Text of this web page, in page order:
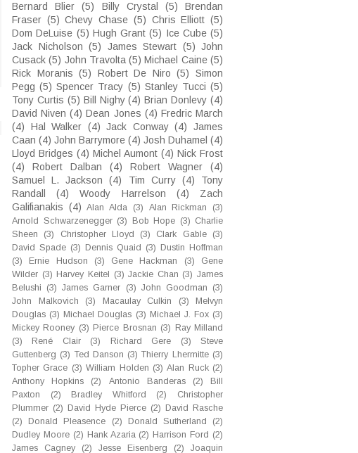
Bernard Blier
(5) Billy Crystal (5)
Brendan
Fraser (5) Chevy Chase (5) Chris Elliott (5)
Dom DeLuise (5) Hugh Grant (5) Ice Cube (5)
Jack Nicholson (5) James Stewart (5) John
Cusack (5) John Travolta (5) Michael Caine (5)
Rick Moranis (5) Robert De Niro (5)
Simon
Pegg (5) Spencer Tracy (5) Stanley Tucci (5)
Tony Curtis (5) Bill Nighy (4) Brian Donlevy (4)
David Niven (4) Dean Jones (4) Fredric March
(4)
Hal Walker (4) Jack Conway (4)
James
Caan (4) John Barrymore (4) Josh Duhamel (4)
Lloyd Bridges (4) Michel Aumont (4) Nick Frost
(4)
Robert Dalban (4) Robert Wagner
(4)
Samuel L. Jackson
(4) Tim Curry (4)
Tony
Randall
(4) Woody Harrelson (4)
Zach
Galifianakis (4) Alan Alda (3) Alan Rickman
(3)
Arnold Schwarzenegger (3) Bob Hope (3) Charlie
Sheen
(3) Christopher Lloyd (3) Clark Gable
(3)
David Spade (3) Dennis Quaid (3) Dustin Hoffman
(3)
Ernie Hudson (3) Gene Hackman (3)
Gene
Wilder (3) Harvey Keitel (3) Jackie Chan (3) James
Belushi
(3) James Garner (3) John Goodman
(3)
John Malkovich
(3) Macaulay Culkin (3)
Melvyn
Douglas (3) Michael Douglas (3) Michael J. Fox (3)
Mickey Rooney (3) Pierce Brosnan (3) Ray Milland
(3)
René Clair (3) Richard Gere (3)
Steve
Guttenberg (3) Ted Danson (3) Thierry Lhermitte (3)
Topher Grace (3) William Holden (3) Alan Ruck (2)
Anthony Hopkins
(2) Antonio Banderas (2)
Bill
Paxton
(2) Bradley Whitford (2)
Christopher
Plummer (2) David Hyde Pierce (2) David Rasche
(2)
Donald Pleasence (2) Donald Sutherland
(2)
Dudley Moore (2) Hank Azaria (2) Harrison Ford (2)
James Cagney
(2) Jesse Eisenberg (2) Joaquin